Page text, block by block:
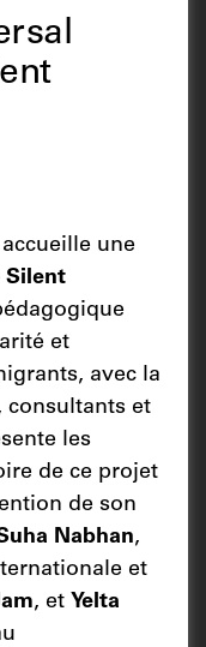
accueille une
Silent
et
avec la
consultants et
les
de ce projet
de son
Nabhan,
et
, et Yelta